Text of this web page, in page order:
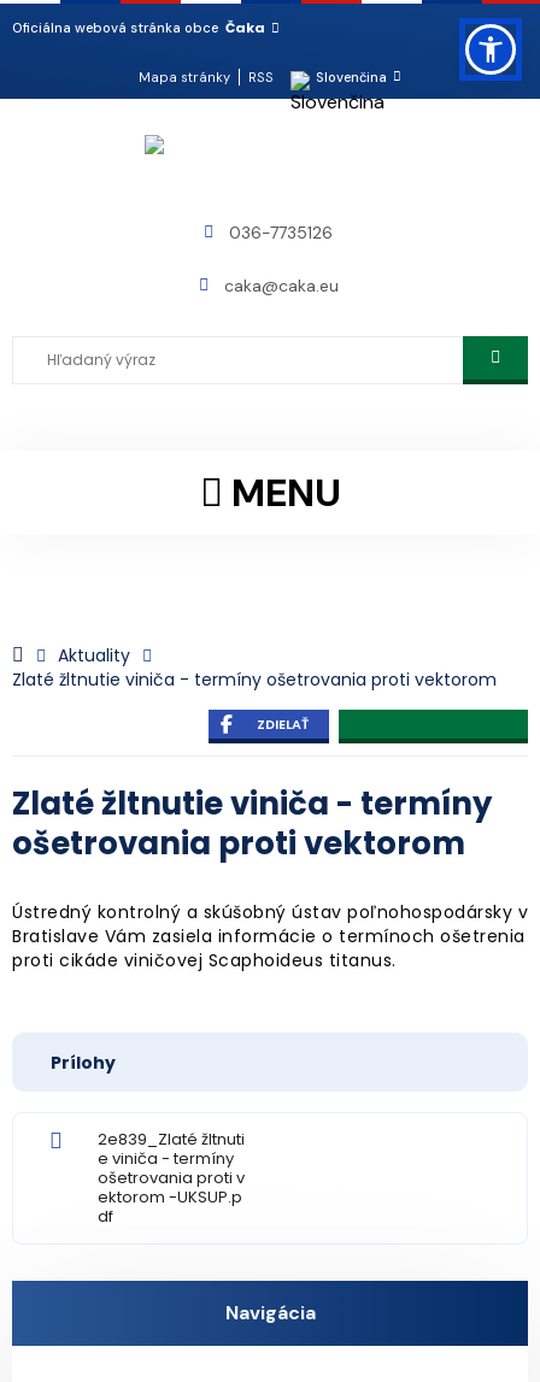
Oficiálna webová stránka obce Čaka
Mapa stránky RSS Slovenčina
036-7735126
caka@caka.eu
MENU
Aktuality
Zlaté žltnutie viniča - termíny ošetrovania proti vektorom
ZDIELAŤ
Zlaté žltnutie viniča - termíny
ošetrovania proti vektorom
Ústredný kontrolný a skúšobný ústav poľnohospodársky v
Bratislave Vám zasiela informácie o termínoch ošetrenia
proti cikáde viničovej Scaphoideus titanus.
Prílohy
2e839_Zlaté žltnuti
e viniča - termíny
ošetrovania proti v
ektorom -UKSUP.p
df
Navigácia